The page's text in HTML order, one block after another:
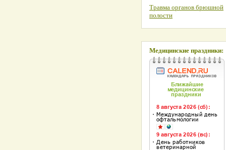
Травма органов брюшной
полости
Медицинские праздники: